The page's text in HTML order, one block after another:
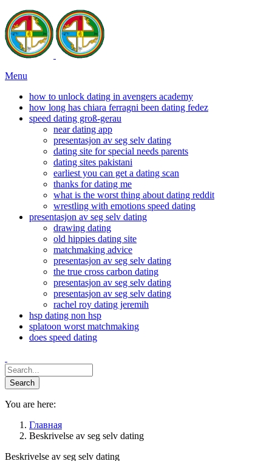
Menu
how to unlock dating in avengers academy
how long has chiara ferragni been dating fedez
speed dating groß-gerau
near dating app
presentasjon av seg selv dating
dating site for special needs parents
dating sites pakistani
earliest you can get a dating scan
thanks for dating me
what is the worst thing about dating reddit
wrestling with emotions speed dating
presentasjon av seg selv dating
drawing dating
old hippies dating site
matchmaking advice
presentasjon av seg selv dating
the true cross carbon dating
presentasjon av seg selv dating
presentasjon av seg selv dating
rachel roy dating jeremih
hsp dating non hsp
splatoon worst matchmaking
does speed dating
You are here:
Главная
Beskrivelse av seg selv dating
Beskrivelse av seg selv dating